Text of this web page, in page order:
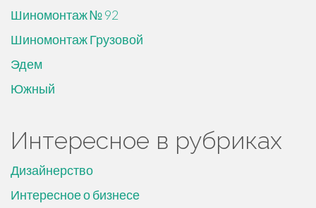
Шиномонтаж № 92
Шиномонтаж Грузовой
Эдем
Южный
Интересное в рубриках
Дизайнерство
Интересное о бизнесе